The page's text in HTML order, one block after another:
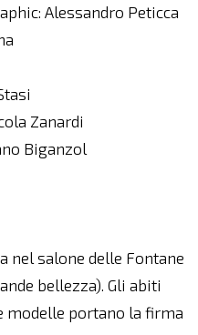
Alessandro Peticca
Zanardi
Biganzol
nel salone delle Fontane
bellezza). Gli abiti
modelle portano la firma